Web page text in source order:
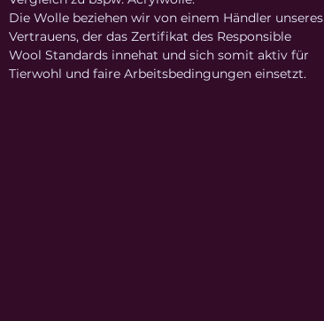
Die Wolle beziehen wir von einem Händler unseres
Vertrauens, der das Zertifikat des Responsible
Wool Standards innehat und sich somit aktiv für
Tierwohl und faire Arbeitsbedingungen einsetzt.